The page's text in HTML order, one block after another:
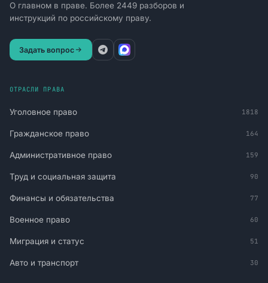
О главном в праве. Более 2449 разборов и
инструкций по российскому праву.
Задать вопрос
ОТРАСЛИ ПРАВА
Уголовное право 1818
Гражданское право 164
Административное право 159
Труд и социальная защита 90
Финансы и обязательства 77
Военное право 60
Миграция и статус 51
Авто и транспорт 30